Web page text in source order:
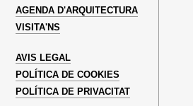
AGENDA D'ARQUITECTURA
VISITA'NS
AVIS LEGAL
POLÍTICA DE COOKIES
POLÍTICA DE PRIVACITAT